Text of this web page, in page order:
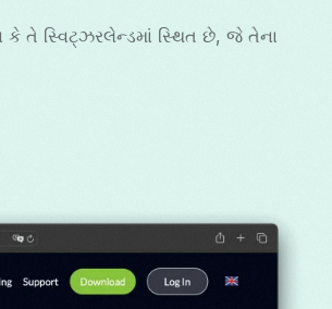
કે તે સ્વિટ્ઝરલેન્ડમાં સ્થિત છે, જે તેના